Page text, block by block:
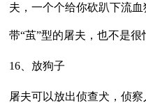
夫，一个个给你砍趴下流
带“茧”型的屠夫，也不是很
16、放狗子
屠夫可以放出侦查犬，侦